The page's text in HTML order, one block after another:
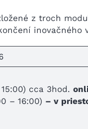
z troch
inovačného
cca 3hod.
– 16:00) – v